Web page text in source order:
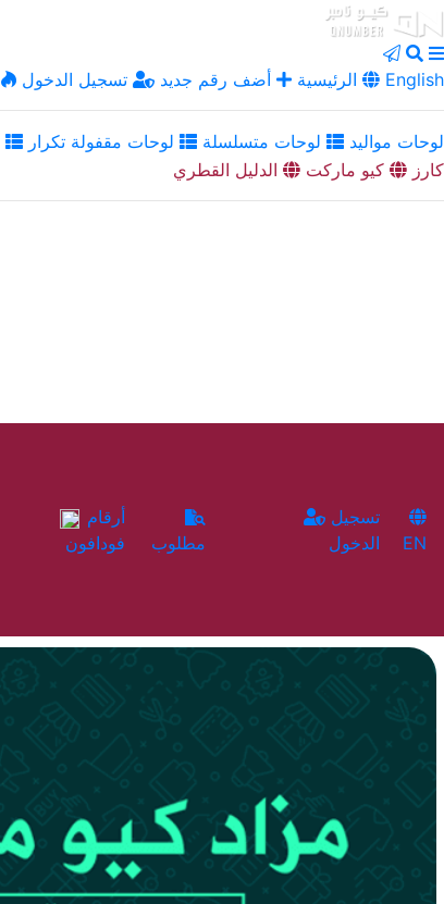
الرئيسية أضف رقم جديد تسجيل الدخول English
لوحات مواليد لوحات متسلسلة لوحات مقفولة تكرار
كارز
كيو ماركت الدليل القطري
فودافون
مطلوب
الدخول
EN